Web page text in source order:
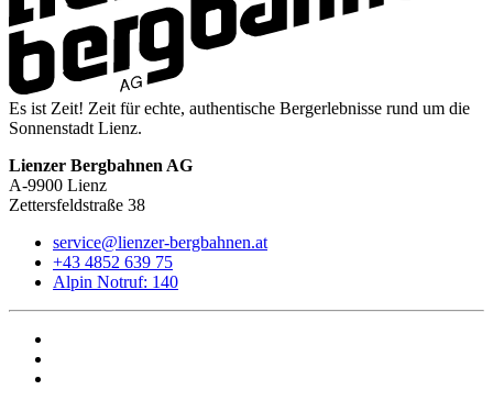
Es ist Zeit! Zeit für echte, authentische Bergerlebnisse rund um die
Sonnenstadt Lienz.
Lienzer Bergbahnen AG
A-9900 Lienz
Zettersfeldstraße 38
service@lienzer-bergbahnen.at
+43 4852 639 75
Alpin Notruf: 140